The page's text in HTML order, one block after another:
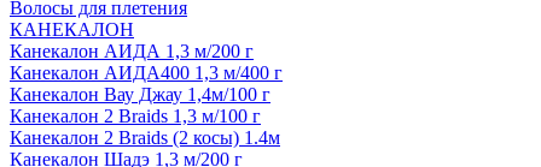
Волосы для плетения
КАНЕКАЛОН
Канекалон АИДА 1,3 м/200 г
Канекалон АИДА400 1,3 м/400 г
Канекалон Вау Джау 1,4м/100 г
Канекалон 2 Braids 1,3 м/100 г
Канекалон 2 Braids (2 косы) 1.4м
Канекалон Шадэ 1,3 м/200 г